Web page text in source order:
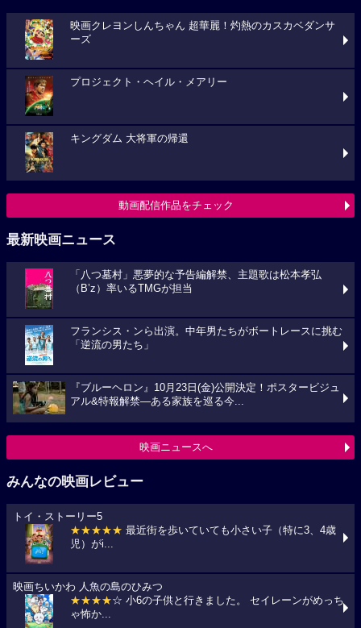
映画クレヨンしんちゃん 超華麗！灼熱のカスカベダンサ
ーズ
プロジェクト・ヘイル・メアリー
キングダム 大将軍の帰還
動画配信作品をチェック
最新映画ニュース
「八つ墓村」悪夢的な予告編解禁、主題歌は松本孝弘
（B’z）率いるTMGが担当
フランシス・ンら出演。中年男たちがボートレースに挑む
「逆流の男たち」
『ブルーヘロン』10月23日(金)公開決定！ポスタービジュ
アル&特報解禁―ある家族を巡る今...
映画ニュースへ
みんなの映画レビュー
トイ・ストーリー5
★★★★★ 最近街を歩いていても小さい子（特に3、4歳
児）がi...
映画ちいかわ 人魚の島のひみつ
★★★★☆ 小6の子供と行きました。 セイレーンがめっち
ゃ怖か...